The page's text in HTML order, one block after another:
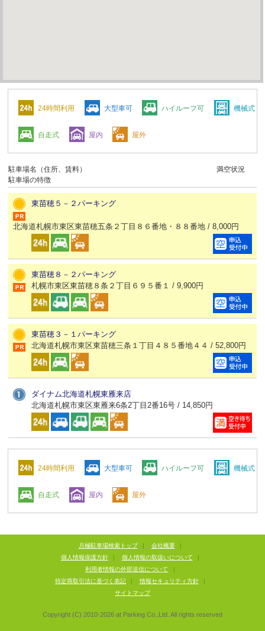
24時間利用 大型車可 ハイルーフ可 機械式
自走式 屋内 屋外
駐車場名（住所、賃料）
駐車場の特徴
満空状況
東苗穂５－２パーキング
北海道札幌市東区東苗穂五条２丁目８６番地・８８番地 / 8,000円
東苗穂８－２パーキング
札幌市東区東苗穂８条２丁目６９５番１ / 9,900円
東苗穂３－１パーキング
北海道札幌市東区東苗穂三条１丁目４８５番地４４ / 52,800円
ダイナム北海道札幌東雁来店
北海道札幌市東区東雁来6条2丁目2番16号 / 14,850円
24時間利用 大型車可 ハイルーフ可 機械式
自走式 屋内 屋外
月極駐車場検索トップ | 会社概要
|
個人情報保護方針
| 個人情報の取扱いについて
|
利用者情報の外部送信について
|
特定商取引法に基づく表記
| 情報セキュリティ方針
|
サイトマップ
Copyright (C) 2010-2026 at Parking Co.,Ltd. All rights reserved